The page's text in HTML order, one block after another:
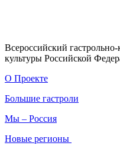
Всероссийский
культуры Российской
О Проекте
Большие гастроли
Мы – Россия
Новые регионы